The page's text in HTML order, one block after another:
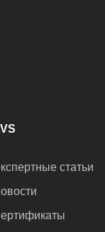
статьи